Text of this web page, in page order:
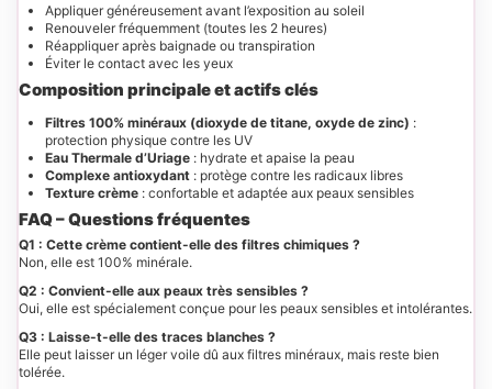
Appliquer généreusement avant l’exposition au soleil
Renouveler fréquemment (toutes les 2 heures)
Réappliquer après baignade ou transpiration
Éviter le contact avec les yeux
Composition principale et actifs clés
Filtres 100% minéraux (dioxyde de titane, oxyde de zinc) :
protection physique contre les UV
Eau Thermale d’Uriage : hydrate et apaise la peau
Complexe antioxydant : protège contre les radicaux libres
Texture crème : confortable et adaptée aux peaux sensibles
FAQ – Questions fréquentes
Q1 : Cette crème contient-elle des filtres chimiques ?
Non, elle est 100% minérale.
Q2 : Convient-elle aux peaux très sensibles ?
Oui, elle est spécialement conçue pour les peaux sensibles et intolérantes.
Q3 : Laisse-t-elle des traces blanches ?
Elle peut laisser un léger voile dû aux filtres minéraux, mais reste bien
tolérée.